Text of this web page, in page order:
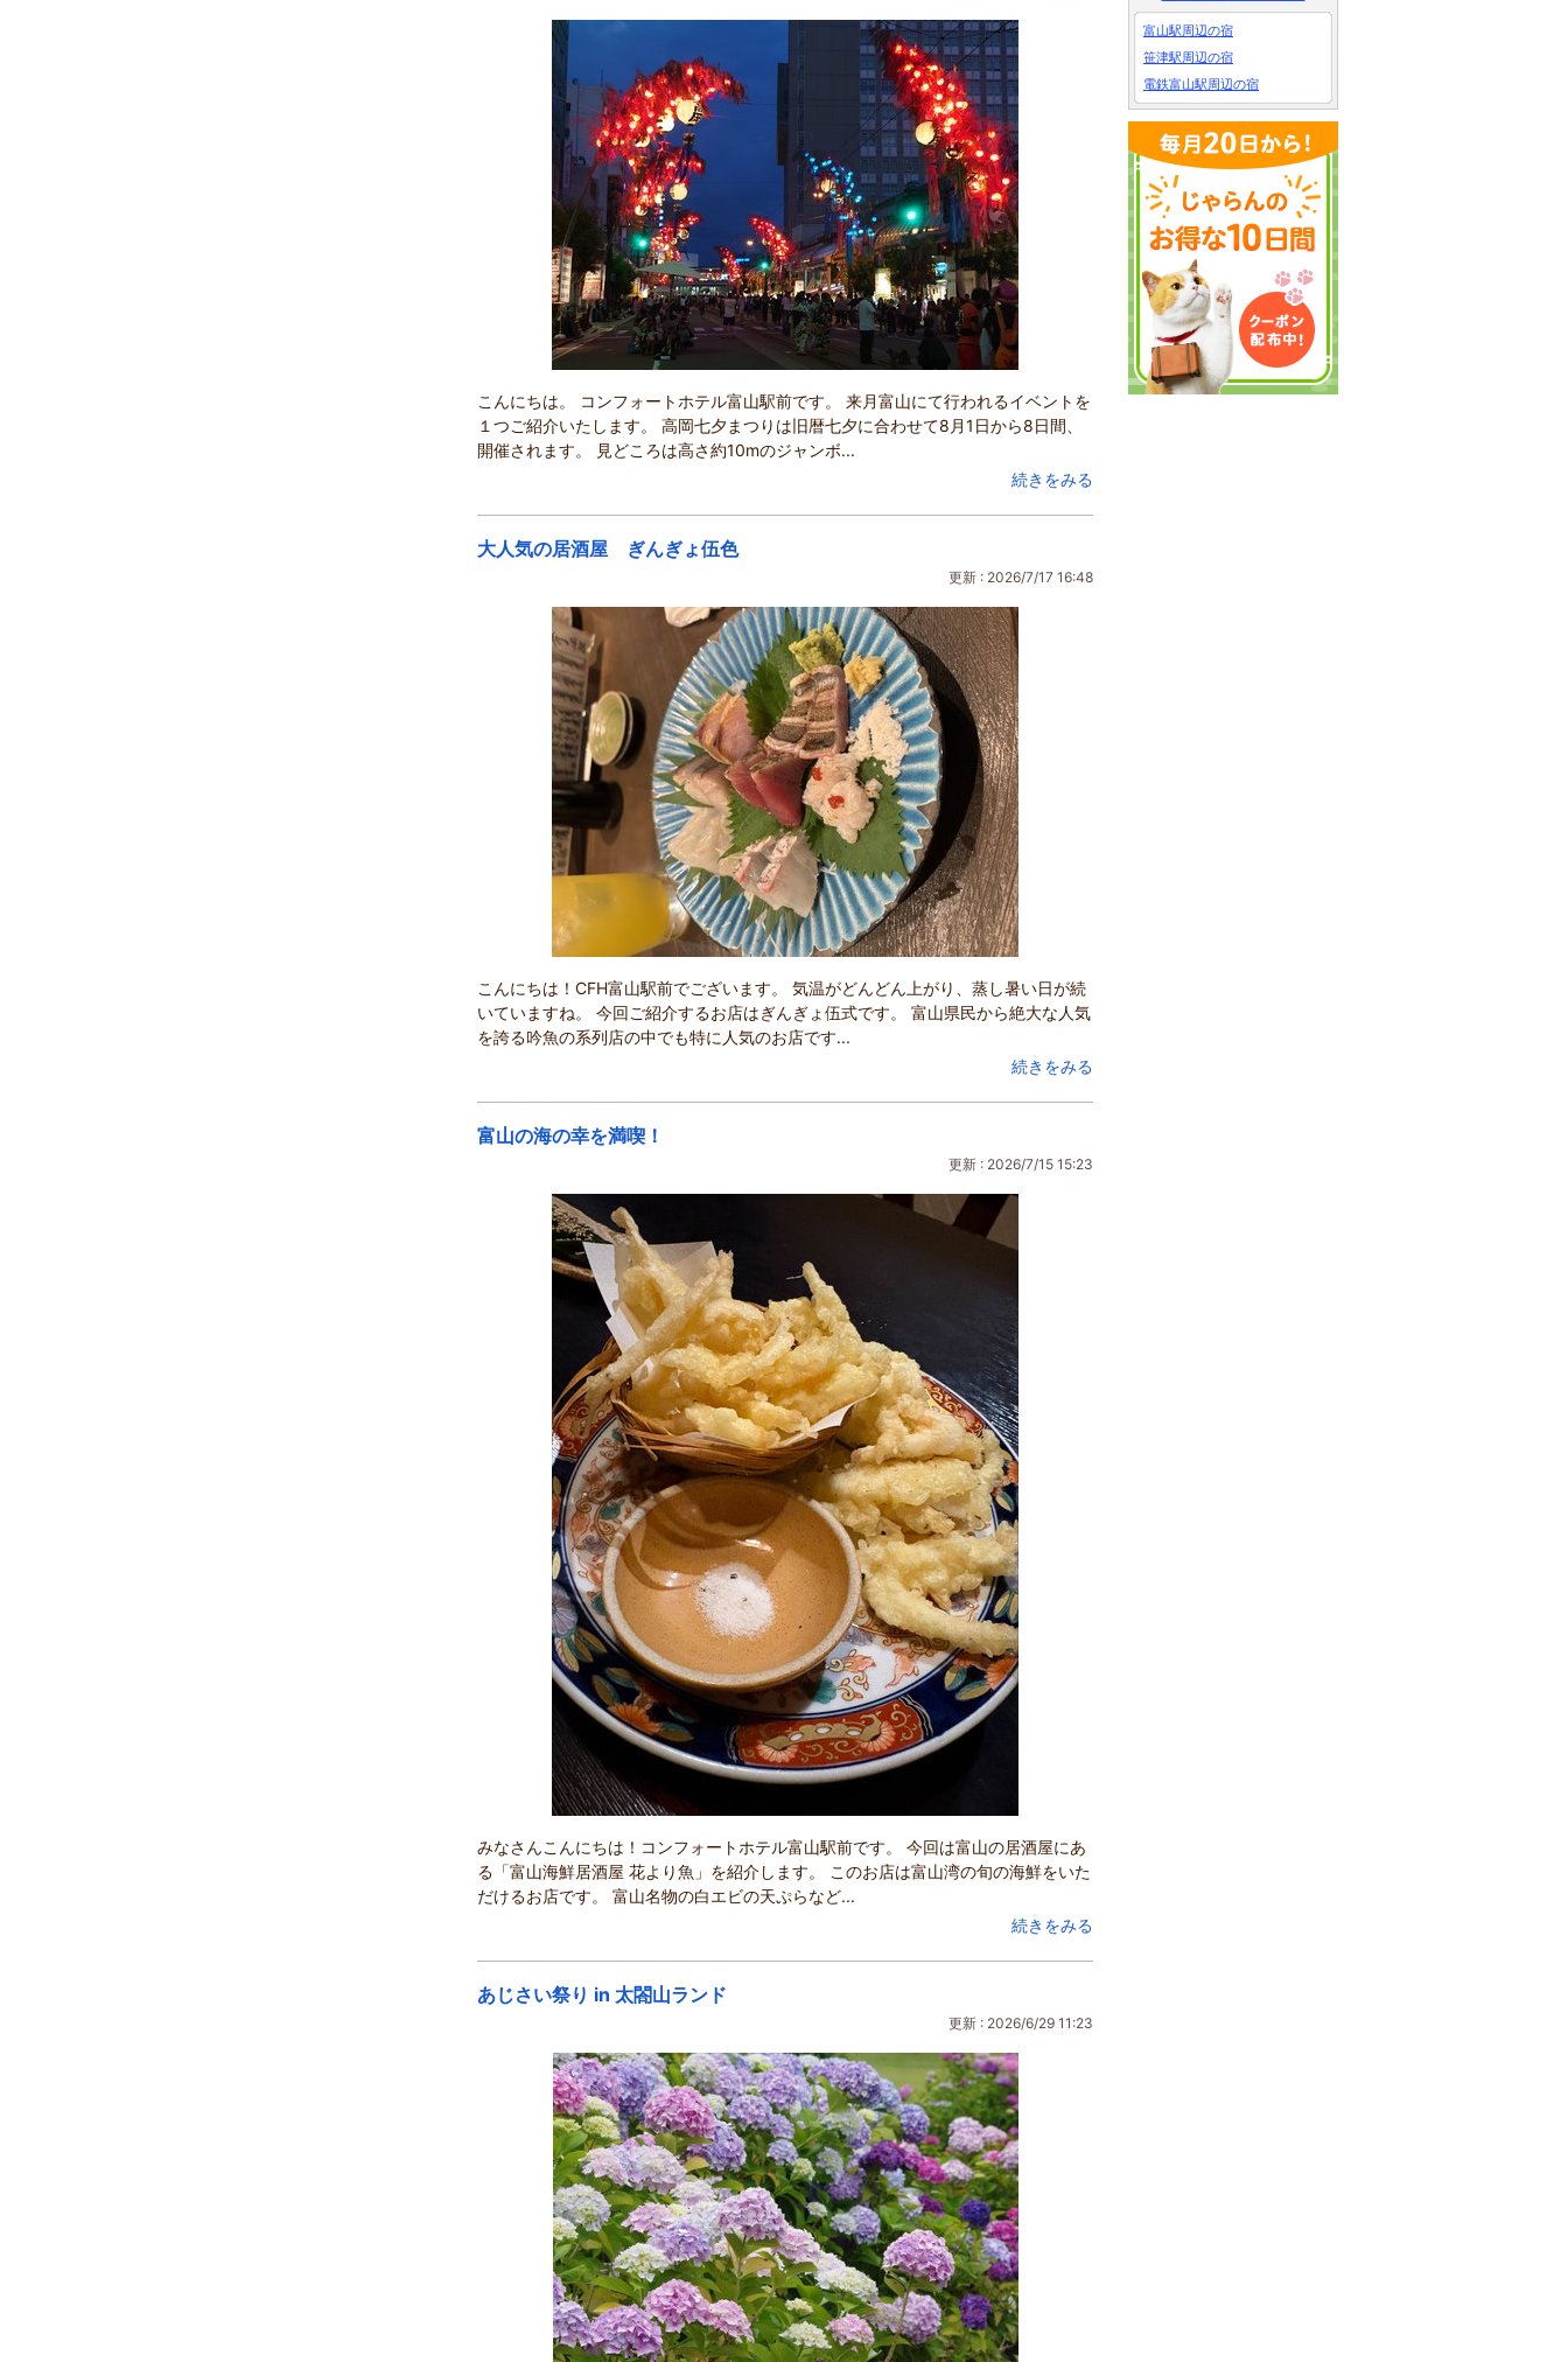
こんにちは。 コンフォートホテル富山駅前です。 来月富山にて行われるイベントを
１つご紹介いたします。 高岡七夕まつりは旧暦七夕に合わせて8月1日から8日間、
開催されます。 見どころは高さ約10mのジャンボ...
続きをみる
大人気の居酒屋 ぎんぎょ伍色
更新 : 2026/7/17 16:48
こんにちは！CFH富山駅前でございます。 気温がどんどん上がり、蒸し暑い日が続
いていますね。 今回ご紹介するお店はぎんぎょ伍式です。 富山県民から絶大な人気
を誇る吟魚の系列店の中でも特に人気のお店です...
続きをみる
富山の海の幸を満喫！
更新 : 2026/7/15 15:23
みなさんこんにちは！コンフォートホテル富山駅前です。 今回は富山の居酒屋にあ
る「富山海鮮居酒屋 花より魚」を紹介します。 このお店は富山湾の旬の海鮮をいた
だけるお店です。 富山名物の白エビの天ぷらなど...
続きをみる
あじさい祭り in 太閤山ランド
更新 : 2026/6/29 11:23
富山駅周辺の宿
笹津駅周辺の宿
電鉄富山駅周辺の宿